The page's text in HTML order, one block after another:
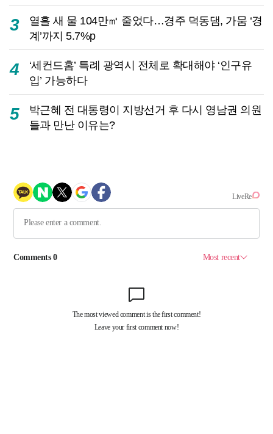
3
열흘 새 물 104만㎥ 줄었다…경주 덕동댐, 가뭄 ‘경
계’까지 5.7%p
4
‘세컨드홈’ 특례 광역시 전체로 확대해야 ‘인구유
입’ 가능하다
5
박근혜 전 대통령이 지방선거 후 다시 영남권 의원
들과 만난 이유는?